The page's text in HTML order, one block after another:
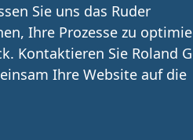
Sie uns das Ruder
Ihre Prozesse zu
Kontaktieren Sie Roland
Ihre Website auf die